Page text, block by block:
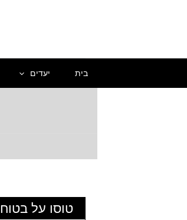
בית יעדים
טוסו על בטוח